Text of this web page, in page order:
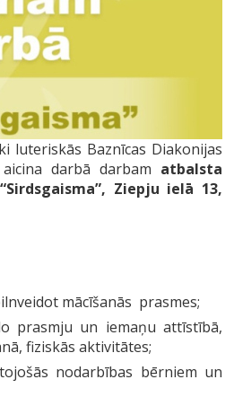
luteriskās Baznīcas Diakonijas
darbā darbam atbalsta
Ziepju ielā 13,
mācīšanās prasmes;
prasmju un iemaņu attīstībā,
fiziskās aktivitātes;
nodarbības bērniem un